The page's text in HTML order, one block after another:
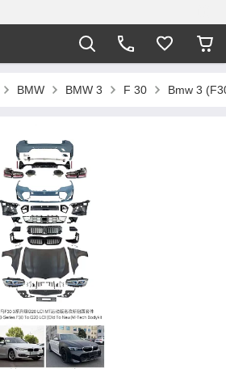
BMW BMW 3 F 30 Bmw 3